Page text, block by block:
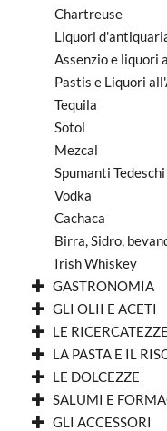
Chartreuse
Liquori
Assenzio e liquori
Pastis e Liquori
Tequila
Sotol
Mezcal
Spumanti
Vodka
Cachaca
Birra, Sidro,
Irish Whiskey
GASTRONOMIA
GLI OLII E ACETI
LE RICERCATEZZE
LA PASTA E IL
LE DOLCEZZE
SALUMI E
GLI ACCESSORI